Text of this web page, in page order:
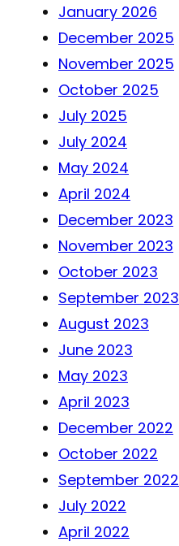
January 2026
December 2025
November 2025
October 2025
July 2025
July 2024
May 2024
April 2024
December 2023
November 2023
October 2023
September 2023
August 2023
June 2023
May 2023
April 2023
December 2022
October 2022
September 2022
July 2022
April 2022